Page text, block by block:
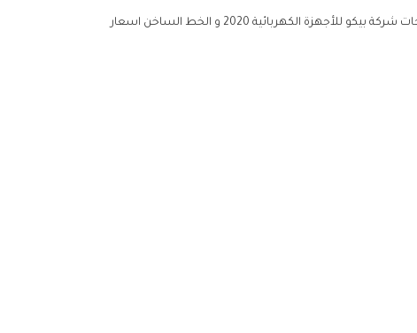
للأجهزة الكهربائية 2020 مركز خدمة اسعار منتجات شركة بيكو للأجهزة الكهربائية 2020 خدمة عملاء اسعار منتجات شركة بيكو للأجهزة الكهربائية 2020 و الخط الساخن اسعار